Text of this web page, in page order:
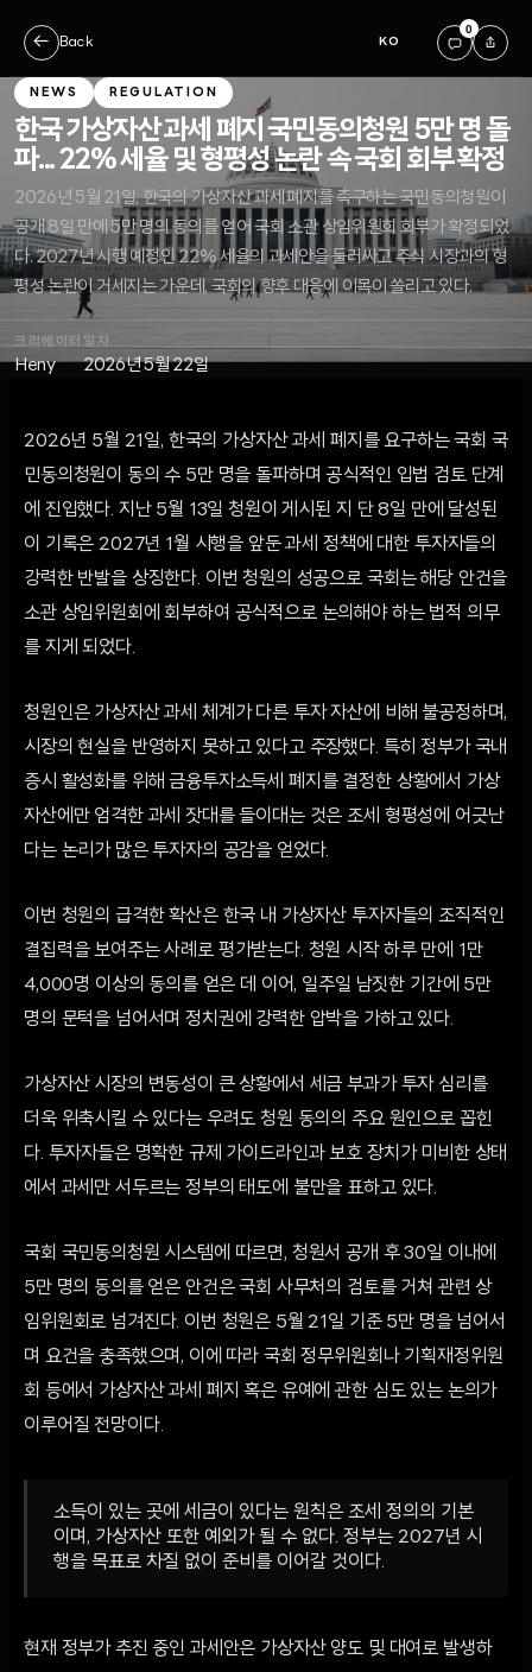
← Back KO
0
NEWS REGULATION
한국 가상자산 과세 폐지 국민동의청원 5만 명 돌
파... 22% 세율 및 형평성 논란 속 국회 회부 확정
2026년 5월 21일, 한국의 가상자산 과세 폐지를 촉구하는 국민동의청원이
공개 8일 만에 5만 명의 동의를 얻어 국회 소관 상임위원회 회부가 확정되었
다. 2027년 시행 예정인 22% 세율의 과세안을 둘러싸고 주식 시장과의 형
평성 논란이 거세지는 가운데, 국회의 향후 대응에 이목이 쏠리고 있다.
크리에이터
Heny
일자
2026년 5월 22일
2026년 5월 21일, 한국의 가상자산 과세 폐지를 요구하는 국회 국
민동의청원이 동의 수 5만 명을 돌파하며 공식적인 입법 검토 단계
에 진입했다. 지난 5월 13일 청원이 게시된 지 단 8일 만에 달성된
이 기록은 2027년 1월 시행을 앞둔 과세 정책에 대한 투자자들의
강력한 반발을 상징한다. 이번 청원의 성공으로 국회는 해당 안건을
소관 상임위원회에 회부하여 공식적으로 논의해야 하는 법적 의무
를 지게 되었다.
청원인은 가상자산 과세 체계가 다른 투자 자산에 비해 불공정하며,
시장의 현실을 반영하지 못하고 있다고 주장했다. 특히 정부가 국내
증시 활성화를 위해 금융투자소득세 폐지를 결정한 상황에서 가상
자산에만 엄격한 과세 잣대를 들이대는 것은 조세 형평성에 어긋난
다는 논리가 많은 투자자의 공감을 얻었다.
이번 청원의 급격한 확산은 한국 내 가상자산 투자자들의 조직적인
결집력을 보여주는 사례로 평가받는다. 청원 시작 하루 만에 1만
4,000명 이상의 동의를 얻은 데 이어, 일주일 남짓한 기간에 5만
명의 문턱을 넘어서며 정치권에 강력한 압박을 가하고 있다.
가상자산 시장의 변동성이 큰 상황에서 세금 부과가 투자 심리를
더욱 위축시킬 수 있다는 우려도 청원 동의의 주요 원인으로 꼽힌
다. 투자자들은 명확한 규제 가이드라인과 보호 장치가 미비한 상태
에서 과세만 서두르는 정부의 태도에 불만을 표하고 있다.
국회 국민동의청원 시스템에 따르면, 청원서 공개 후 30일 이내에
5만 명의 동의를 얻은 안건은 국회 사무처의 검토를 거쳐 관련 상
임위원회로 넘겨진다. 이번 청원은 5월 21일 기준 5만 명을 넘어서
며 요건을 충족했으며, 이에 따라 국회 정무위원회나 기획재정위원
회 등에서 가상자산 과세 폐지 혹은 유예에 관한 심도 있는 논의가
이루어질 전망이다.
소득이 있는 곳에 세금이 있다는 원칙은 조세 정의의 기본
이며, 가상자산 또한 예외가 될 수 없다. 정부는 2027년 시
행을 목표로 차질 없이 준비를 이어갈 것이다.
현재 정부가 추진 중인 과세안은 가상자산 양도 및 대여로 발생하